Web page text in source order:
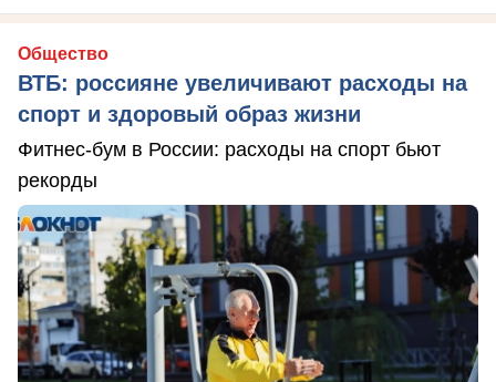
Общество
ВТБ: россияне увеличивают расходы на
спорт и здоровый образ жизни
Фитнес-бум в России: расходы на спорт бьют
рекорды